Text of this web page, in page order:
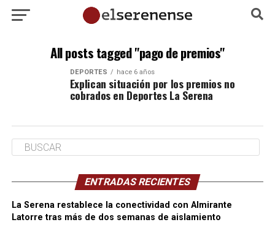
All posts tagged "pago de premios"
DEPORTES hace 6 años
Explican situación por los premios no
cobrados en Deportes La Serena
ENTRADAS RECIENTES
La Serena restablece la conectividad con Almirante
Latorre tras más de dos semanas de aislamiento